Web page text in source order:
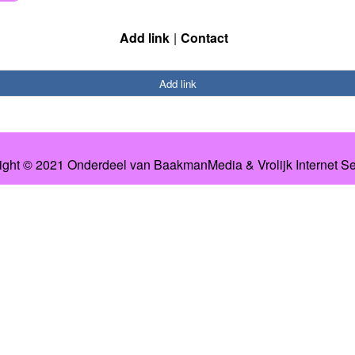
Add link Contact
Add link
© 2021 Onderdeel van BaakmanMedia& Vrolijk Internet